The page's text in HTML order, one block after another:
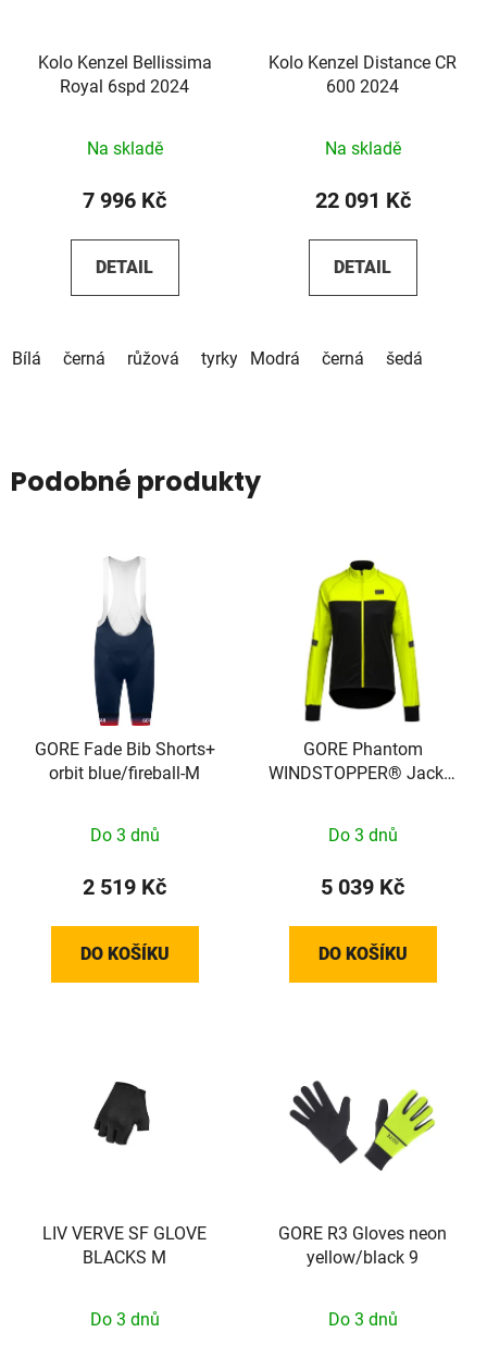
Kolo Kenzel Bellissima
Royal 6spd 2024
Na skladě
7 996 Kč
DETAIL
Bílá černá růžová tyrkysová béžová hnědá
Kolo Kenzel Distance CR
600 2024
Na skladě
22 091 Kč
DETAIL
Modrá černá šedá
Podobné produkty
GORE Fade Bib Shorts+
orbit blue/fireball-M
Do 3 dnů
2 519 Kč
DO KOŠÍKU
GORE Phantom
WINDSTOPPER® Jacket
Do 3 dnů
5 039 Kč
DO KOŠÍKU
LIV VERVE SF GLOVE
BLACKS M
Do 3 dnů
GORE R3 Gloves neon
yellow/black 9
Do 3 dnů